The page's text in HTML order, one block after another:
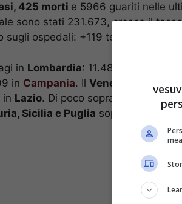
425 morti e 5966 guariti nelle
sono stati 231.673, cresce il
sugli ospedali: +119 terapie
in Lombardia: 11.489 casi
in Campania. Il Veneto
arriva a
in Lazio. Di poco sopra i duemila
Sicilia e Puglia sopra i mille casi.